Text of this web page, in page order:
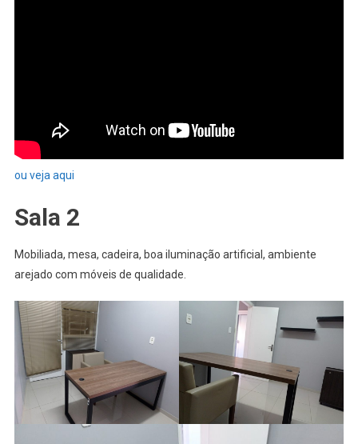
ou veja aqui
Sala 2
Mobiliada, mesa, cadeira, boa iluminação artificial, ambiente
arejado com móveis de qualidade.